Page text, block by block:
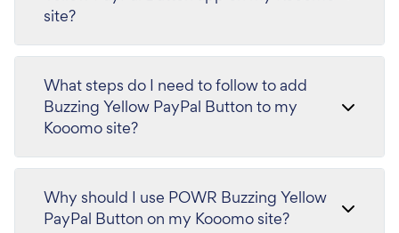
site?
What steps do I need to follow to add
Buzzing Yellow PayPal Button to my
Kooomo site?
Why should I use POWR Buzzing Yellow
PayPal Button on my Kooomo site?